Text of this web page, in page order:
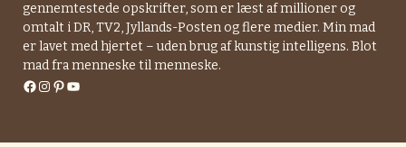
gennemtestede opskrifter, som er læst af millioner og
omtalt i DR, TV2, Jyllands-Posten og flere medier. Min mad
er lavet med hjertet – uden brug af kunstig intelligens. Blot
mad fra menneske til menneske.
Facebook
Instagram
Pinterest
YouTube